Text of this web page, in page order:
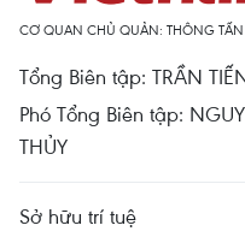
CƠ QUAN CHỦ QUẢN: THÔNG TẤN
Tổng Biên tập: TRẦN
Phó Tổng Biên tập:
THỦY
Sở hữu trí tuệ